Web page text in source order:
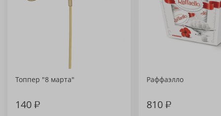
Топпер "8 марта"
140₽
Раффаэлло
810₽